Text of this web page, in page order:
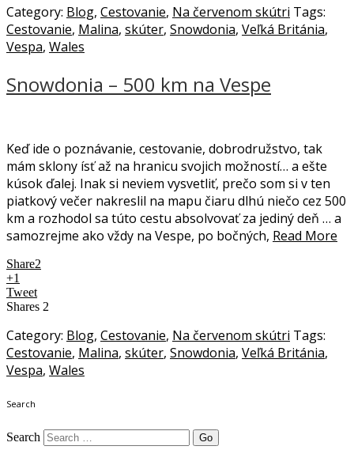
Category: Blog, Cestovanie, Na červenom skútri Tags:
Cestovanie, Malina, skúter, Snowdonia, Veľká Británia,
Vespa, Wales
Snowdonia – 500 km na Vespe
Keď ide o poznávanie, cestovanie, dobrodružstvo, tak
mám sklony ísť až na hranicu svojich možností… a ešte
kúsok ďalej. Inak si neviem vysvetliť, prečo som si v ten
piatkový večer nakreslil na mapu čiaru dlhú niečo cez 500
km a rozhodol sa túto cestu absolvovať za jediný deň … a
samozrejme ako vždy na Vespe, po bočných, Read More
Share2
+1
Tweet
Shares 2
Category: Blog, Cestovanie, Na červenom skútri Tags:
Cestovanie, Malina, skúter, Snowdonia, Veľká Británia,
Vespa, Wales
Search
Search